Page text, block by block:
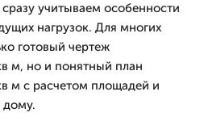
учитываем особенности
нагрузок. Для многих
готовый чертеж
м, но и понятный план
м с расчетом площадей и
дому.